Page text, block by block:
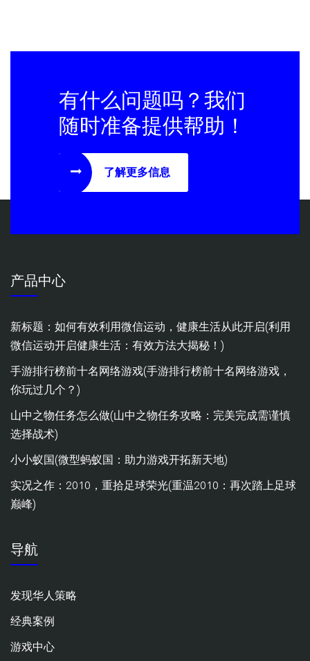
有什么问题吗？我们
随时准备提供帮助！
了解更多信息
产品中心
新标题：如何有效利用微信运动，健康生活从此开启(利用
微信运动开启健康生活：有效方法大揭秘！)
手游排行榜前十名网络游戏(手游排行榜前十名网络游戏，
你玩过几个？)
山中之物任务怎么做(山中之物任务攻略：完美完成需谨慎
选择战术)
小小蚁国(微型蚂蚁国：助力游戏开拓新天地)
实况之作：2010，重拾足球荣光(重温2010：再次踏上足球
巅峰)
导航
发现华人策略
经典案例
游戏中心